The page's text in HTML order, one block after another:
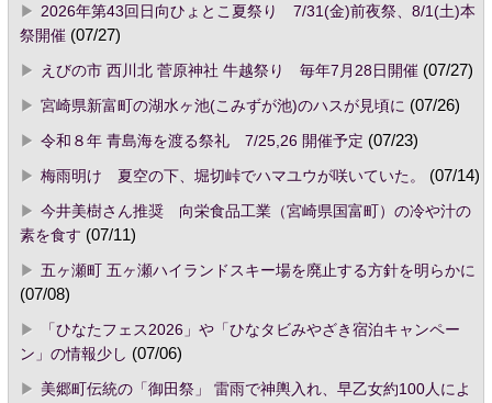
2026年第43回日向ひょとこ夏祭り 7/31(金)前夜祭、8/1(土)本
祭開催(07/27)
えびの市 西川北 菅原神社 牛越祭り 毎年7月28日開催(07/27)
宮崎県新富町の湖水ヶ池(こみずが池)のハスが見頃に (07/26)
令和８年 青島海を渡る祭礼 7/25,26 開催予定 (07/23)
梅雨明け 夏空の下、堀切峠でハマユウが咲いていた。
(07/14)
今井美樹さん推奨 向栄食品工業（宮崎県国富町）の冷や汁の
素を食す (07/11)
五ヶ瀬町 五ヶ瀬ハイランドスキー場を廃止する方針を明らかに
(07/08)
「ひなたフェス2026」や「ひなタビみやざき宿泊キャンペー
ン」の情報少し (07/06)
美郷町伝統の「御田祭」 雷雨で神輿入れ、早乙女約100人によ